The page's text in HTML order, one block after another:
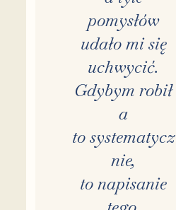
pomysłów
udało mi się
uchwycić.
Gdybym robił
a
to systematycz
nie,
to napisanie